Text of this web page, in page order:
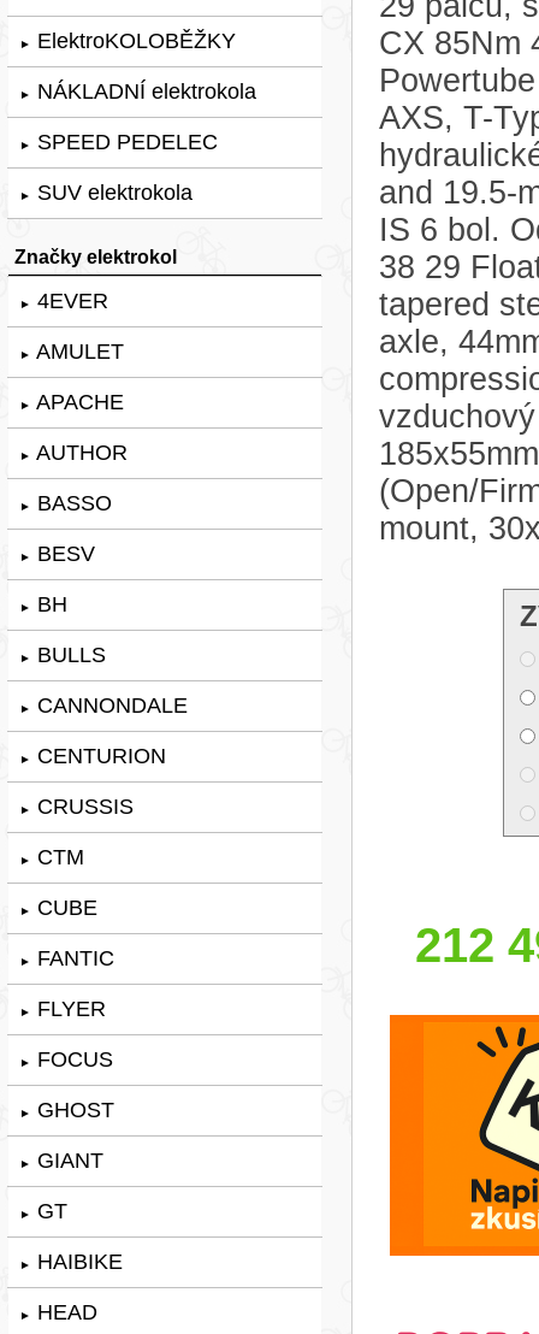
► ElektroKOLOBĚŽKY
► NÁKLADNÍ elektrokola
► SPEED PEDELEC
► SUV elektrokola
Značky elektrokol
► 4EVER
► AMULET
► APACHE
► AUTHOR
► BASSO
► BESV
► BH
► BULLS
► CANNONDALE
► CENTURION
► CRUSSIS
► CTM
► CUBE
► FANTIC
► FLYER
► FOCUS
► GHOST
► GIANT
► GT
► HAIBIKE
► HEAD
CX 85Nm
AXS, T-
and 19.5-
IS 6 bol.
38 29
tapered
axle,
(Open/
mount,
212